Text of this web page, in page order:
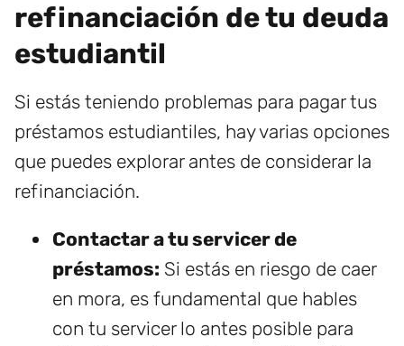
refinanciación de tu deuda
estudiantil
Si estás teniendo problemas para pagar tus
préstamos estudiantiles, hay varias opciones
que puedes explorar antes de considerar la
refinanciación.
Contactar a tu servicer de
préstamos: Si estás en riesgo de caer
en mora, es fundamental que hables
con tu servicer lo antes posible para